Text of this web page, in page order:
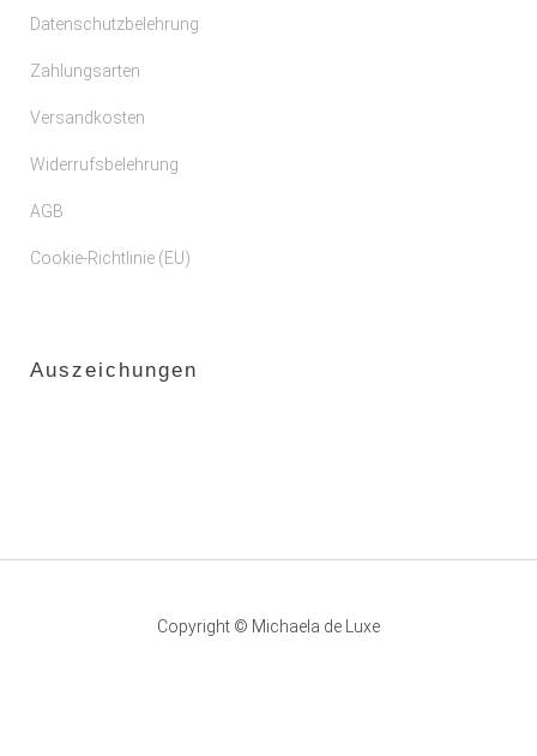
Datenschutzbelehrung
Zahlungsarten
Versandkosten
Widerrufsbelehrung
AGB
Cookie-Richtlinie (EU)
Auszeichungen
Copyright © Michaela de Luxe